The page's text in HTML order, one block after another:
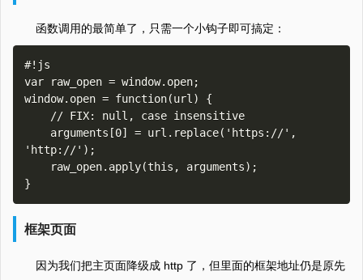
函数调用的最简单了，只需一个小钩子即可搞定：
#!js
var raw_open = window.open;
window.open = function(url) {
'http://');
框架页面
因为我们把主页面降级成 http 了，但里面的框架地址仍是原先